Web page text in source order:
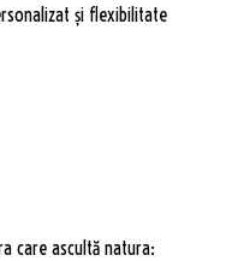
și flexibilitate
care ascultă natura: